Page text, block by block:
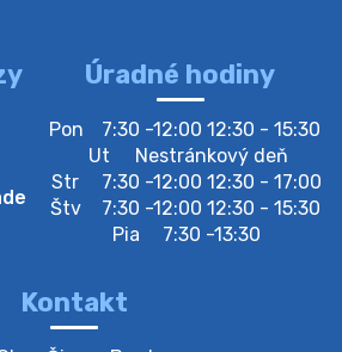
odpadu plastu-
že v stredu 05. augusta
odpadu plastu. Prosíme
s odpadom vyložili pred dom už
Úradné hodiny
Pon
7:30 -12:00 12:30 - 15:30
Ut
Nestránkový deň
Str
7:30 -12:00 12:30 - 17:00
Štv
7:30 -12:00 12:30 - 15:30
Pia
7:30 -13:30
Kontakt